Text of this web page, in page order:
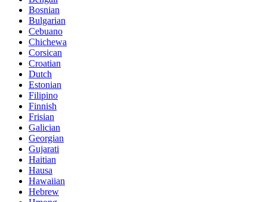
Bosnian
Bulgarian
Cebuano
Chichewa
Corsican
Croatian
Dutch
Estonian
Filipino
Finnish
Frisian
Galician
Georgian
Gujarati
Haitian
Hausa
Hawaiian
Hebrew